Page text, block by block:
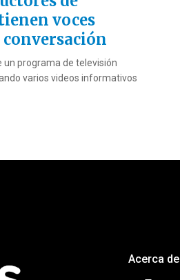
voces
un programa de televisión
varios videos informativos
Acerca de